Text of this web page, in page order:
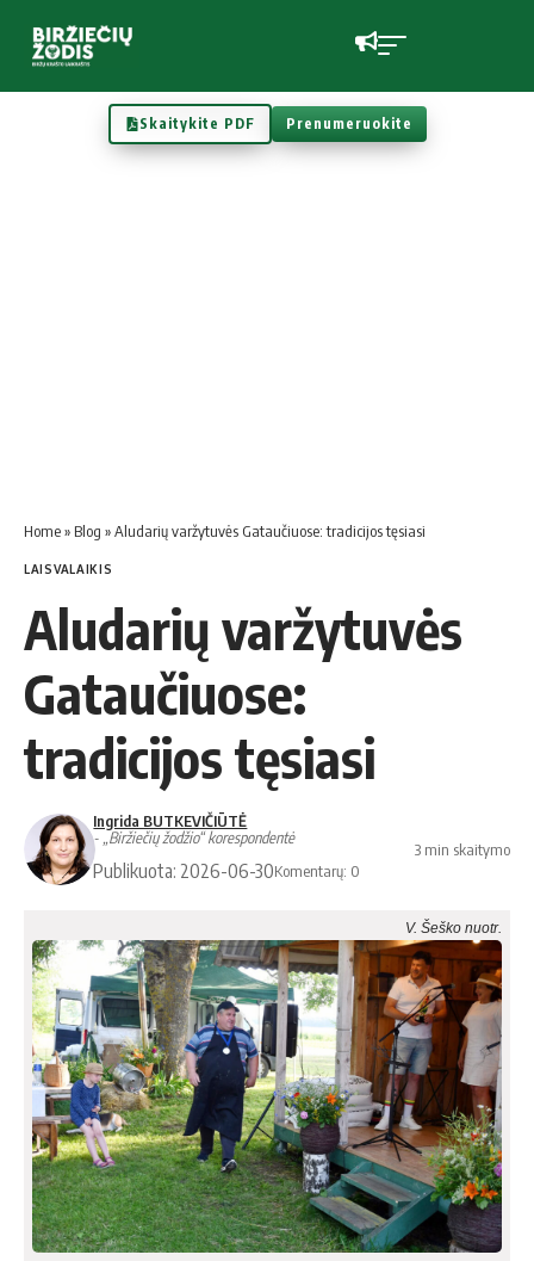
Skaitykite PDF Prenumeruokite
Home» Blog »Aludarių varžytuvės Gataučiuose: tradicijos tęsiasi
LAISVALAIKIS
Aludarių varžytuvės
Gataučiuose:
tradicijos tęsiasi
Ingrida BUTKEVIČIŪTĖ
- „Biržiečių žodžio“ korespondentė
Publikuota: 2026-06-30Komentarų: 0
3 min skaitymo
V. Šeško nuotr.